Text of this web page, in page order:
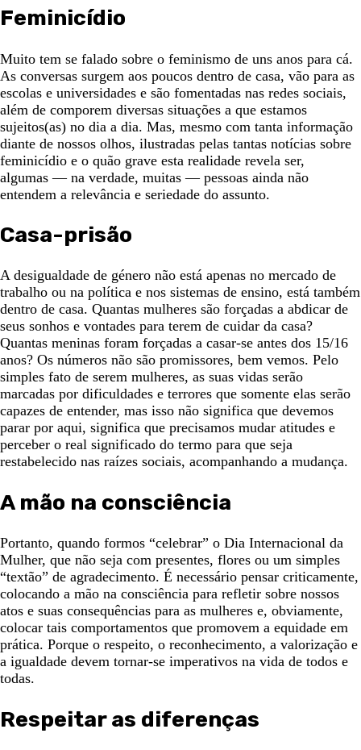
Feminicídio
Muito tem se falado sobre o feminismo de uns anos para cá.
As conversas surgem aos poucos dentro de casa, vão para as
escolas e universidades e são fomentadas nas redes sociais,
além de comporem diversas situações a que estamos
sujeitos(as) no dia a dia. Mas, mesmo com tanta informação
diante de nossos olhos, ilustradas pelas tantas notícias sobre
feminicídio e o quão grave esta realidade revela ser,
algumas — na verdade, muitas — pessoas ainda não
entendem a relevância e seriedade do assunto.
Casa-prisão
A desigualdade de género não está apenas no mercado de
trabalho ou na política e nos sistemas de ensino, está também
dentro de casa. Quantas mulheres são forçadas a abdicar de
seus sonhos e vontades para terem de cuidar da casa?
Quantas meninas foram forçadas a casar-se antes dos 15/16
anos? Os números não são promissores, bem vemos. Pelo
simples fato de serem mulheres, as suas vidas serão
marcadas por dificuldades e terrores que somente elas serão
capazes de entender, mas isso não significa que devemos
parar por aqui, significa que precisamos mudar atitudes e
perceber o real significado do termo para que seja
restabelecido nas raízes sociais, acompanhando a mudança.
A mão na consciência
Portanto, quando formos “celebrar” o Dia Internacional da
Mulher, que não seja com presentes, flores ou um simples
“textão” de agradecimento. É necessário pensar criticamente,
colocando a mão na consciência para refletir sobre nossos
atos e suas consequências para as mulheres e, obviamente,
colocar tais comportamentos que promovem a equidade em
prática. Porque o respeito, o reconhecimento, a valorização e
a igualdade devem tornar-se imperativos na vida de todos e
todas.
Respeitar as diferenças